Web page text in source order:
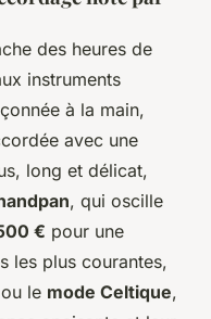
des heures de
instruments
à la main,
avec une
long et délicat,
, qui oscille
€ pour une
les plus courantes,
ou le mode Celtique,